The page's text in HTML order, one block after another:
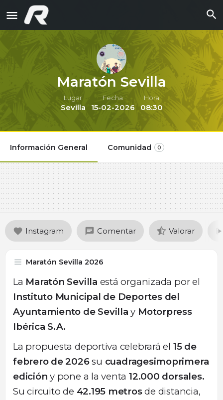
Maratón Sevilla
Lugar
Sevilla
Fecha
15-02-2026
Hora
08:30
Información General Comunidad 0
Instagram Comentar Valorar
Maratón Sevilla 2026
La Maratón Sevilla está organizada por el
Instituto Municipal de Deportes del
Ayuntamiento de Sevilla y Motorpress
Ibérica S.A.
La propuesta deportiva celebrará el 15 de
febrero de 2026su cuadragesimoprimera
edición y pone a la venta12.000 dorsales.
Su circuito de 42.195 metrosde distancia,